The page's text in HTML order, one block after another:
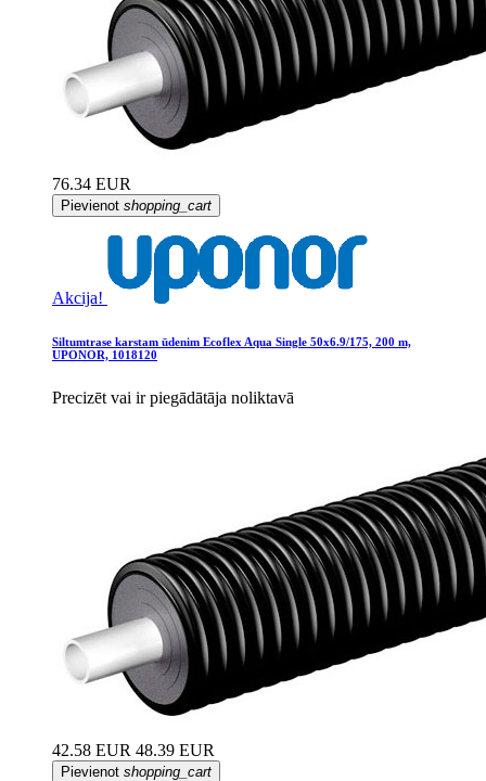
76.34 EUR
Pievienot shopping_cart
Akcija!
Siltumtrase karstam ūdenim Ecoflex Aqua Single 50x6.9/175, 200 m,
UPONOR, 1018120
Precizēt vai ir piegādātāja noliktavā
42.58 EUR 48.39 EUR
Pievienot shopping_cart